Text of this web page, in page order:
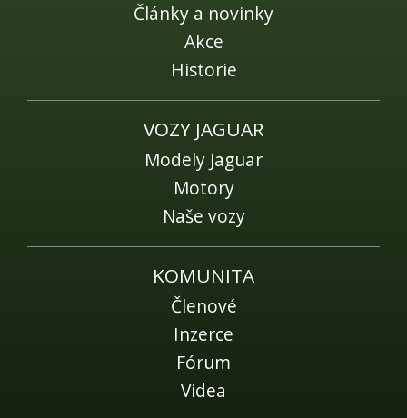
Články a novinky
Akce
Historie
VOZY JAGUAR
Modely Jaguar
Motory
Naše vozy
KOMUNITA
Členové
Inzerce
Fórum
Videa